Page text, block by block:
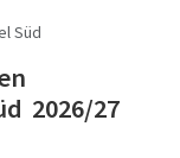
Süd
2026/27